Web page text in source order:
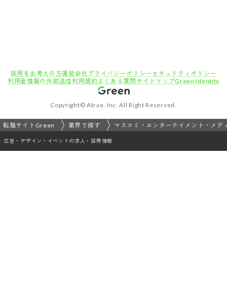
採用をお考えの方運営会社 プライバシーポリシーセキュリティポリシー
利用者情報の外部送信利用規約 よくある質問 サイトマップGreen Identity
Copyright© Atrae, Inc. All Right Reserved.
転職サイトGreen 業界で探す マスコミ・エンターテイメント・メデ
広告・デザイン・イベントの求人・採用情報